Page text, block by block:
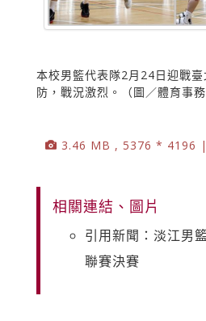
本校男籃代表隊2月24日迎戰
防，戰況激烈。（圖／體育事務
3.46 MB , 5376 * 4196 |
相關連結、圖片
引用新聞：淡江男
聯賽決賽